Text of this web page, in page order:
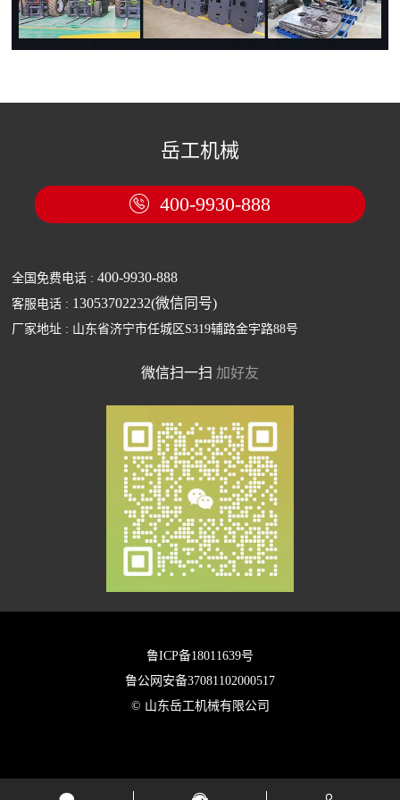
岳工机械
 400-9930-888
全国免费电话 :400-9930-888
客服电话 : 13053702232(微信同号)
厂家地址 : 山东省济宁市任城区S319辅路金宇路88号
微信扫一扫 加好友
鲁ICP备18011639号
鲁公网安备37081102000517
© 山东岳工机械有限公司